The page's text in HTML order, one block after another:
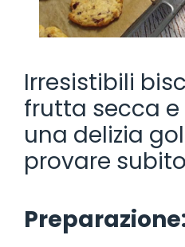
Irresistibili
frutta secca
una delizia
provare